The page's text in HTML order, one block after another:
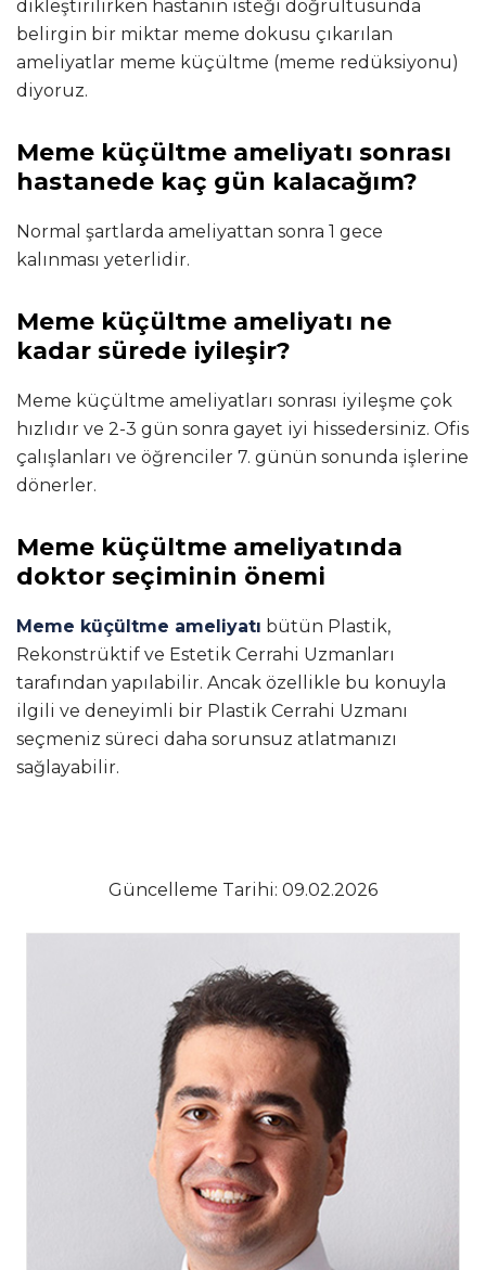
dikleştirilirken hastanın isteği doğrultusunda
belirgin bir miktar meme dokusu çıkarılan
ameliyatlar meme küçültme (meme redüksiyonu)
diyoruz.
Meme küçültme ameliyatı sonrası
hastanede kaç gün kalacağım?
Normal şartlarda ameliyattan sonra 1 gece
kalınması yeterlidir.
Meme küçültme ameliyatı ne
kadar sürede iyileşir?
Meme küçültme ameliyatları sonrası iyileşme çok
hızlıdır ve 2-3 gün sonra gayet iyi hissedersiniz. Ofis
çalışlanları ve öğrenciler 7. günün sonunda işlerine
dönerler.
Meme küçültme ameliyatında
doktor seçiminin önemi
Meme küçültme ameliyatı bütün Plastik,
Rekonstrüktif ve Estetik Cerrahi Uzmanları
tarafından yapılabilir. Ancak özellikle bu konuyla
ilgili ve deneyimli bir Plastik Cerrahi Uzmanı
seçmeniz süreci daha sorunsuz atlatmanızı
sağlayabilir.
Güncelleme Tarihi: 09.02.2026